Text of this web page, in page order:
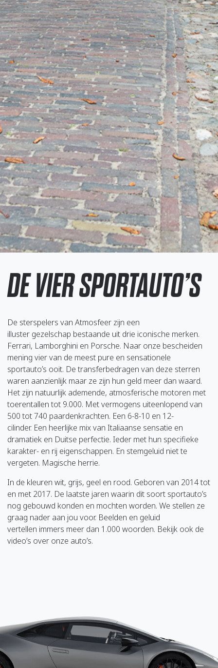
DE VIER SPORTAUTO’S
De sterspelers van Atmosfeer zijn een
illuster gezelschap bestaande uit drie iconische merken.
Ferrari, Lamborghini en Porsche. Naar onze bescheiden
mening vier van de meest pure en sensationele
sportauto’s ooit. De transferbedragen van deze sterren
waren aanzienlijk maar ze zijn hun geld meer dan waard.
Het zijn natuurlijk ademende, atmosferische motoren met
toerentallen tot 9.000. Met vermogens uiteenlopend van
500 tot 740 paardenkrachten. Een 6-8-10 en 12-
cilinder. Een heerlijke mix van Italiaanse sensatie en
dramatiek en Duitse perfectie. Ieder met hun specifieke
karakter- en rij eigenschappen. En stemgeluid niet te
vergeten. Magische herrie.
In de kleuren wit, grijs, geel en rood. Geboren van 2014 tot
en met 2017. De laatste jaren waarin dit soort sportauto’s
nog gebouwd konden en mochten worden. We stellen ze
graag nader aan jou voor. Beelden en geluid
vertellen immers meer dan 1.000 woorden. Bekijk ook de
video’s over onze auto’s.